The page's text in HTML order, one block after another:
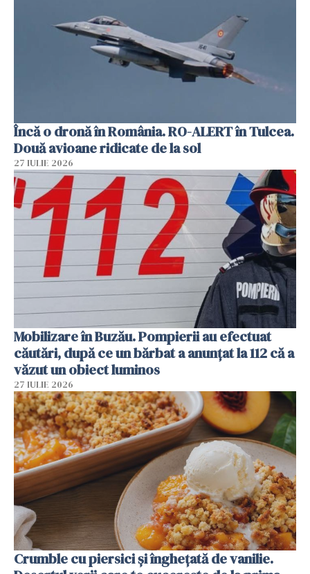
Încă o dronă în România. RO-ALERT în Tulcea.
Două avioane ridicate de la sol
27 IULIE 2026
Mobilizare în Buzău. Pompierii au efectuat
căutări, după ce un bărbat a anunțat la 112 că a
văzut un obiect luminos
27 IULIE 2026
Crumble cu piersici și înghețată de vanilie.